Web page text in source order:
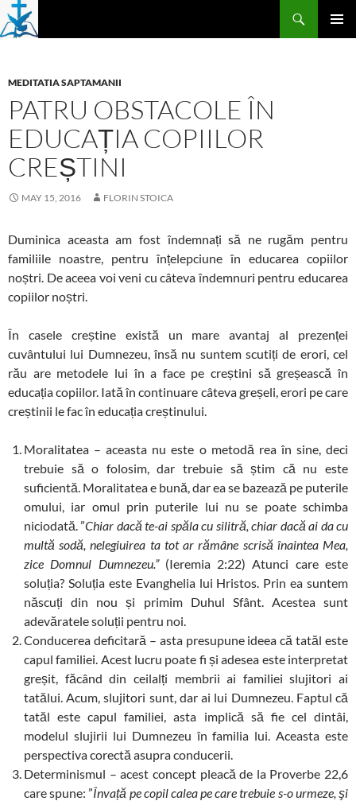
Skip
to
Search
MEDITATIA SAPTAMANII
PATRU OBSTACOLE ÎN
EDUCAȚIA COPIILOR
CREȘTINI
MAY 15, 2016 FLORIN STOICA
Duminica aceasta am fost îndemnați să ne rugăm pentru
familiile noastre, pentru înțelepciune în educarea copiilor
noștri. De aceea voi veni cu câteva îndemnuri pentru educarea
copiilor noștri.
În casele creștine există un mare avantaj al prezenței
cuvântului lui Dumnezeu, însă nu suntem scutiți de erori, cel
rău are metodele lui în a face pe creștini să greșească în
educația copiilor. Iată în continuare câteva greșeli, erori pe care
creștinii le fac în educația creștinului.
Moralitatea – aceasta nu este o metodă rea în sine, deci
trebuie să o folosim, dar trebuie să știm că nu este
suficientă. Moralitatea e bună, dar ea se bazează pe puterile
omului, iar omul prin puterile lui nu se poate schimba
niciodată. ”Chiar dacă te-ai spăla cu silitră, chiar dacă ai da cu
multă sodă, nelegiuirea ta tot ar rămâne scrisă înaintea Mea,
zice Domnul Dumnezeu.”(Ieremia 2:22) Atunci care este
soluția? Soluția este Evanghelia lui Hristos. Prin ea suntem
născuți din nou și primim Duhul Sfânt. Acestea sunt
adevăratele soluții pentru noi.
Conducerea deficitară – asta presupune ideea că tatăl este
capul familiei. Acest lucru poate fi și adesea este interpretat
greșit, făcând din ceilalți membrii ai familiei slujitori ai
tatălui. Acum, slujitori sunt, dar ai lui Dumnezeu. Faptul că
tatăl este capul familiei, asta implică să fie cel dintâi,
modelul slujirii lui Dumnezeu în familia lui. Aceasta este
perspectiva corectă asupra conducerii.
Determinismul – acest concept pleacă de la Proverbe 22,6
care spune: ”Învață pe copil calea pe care trebuie s-o urmeze, şi